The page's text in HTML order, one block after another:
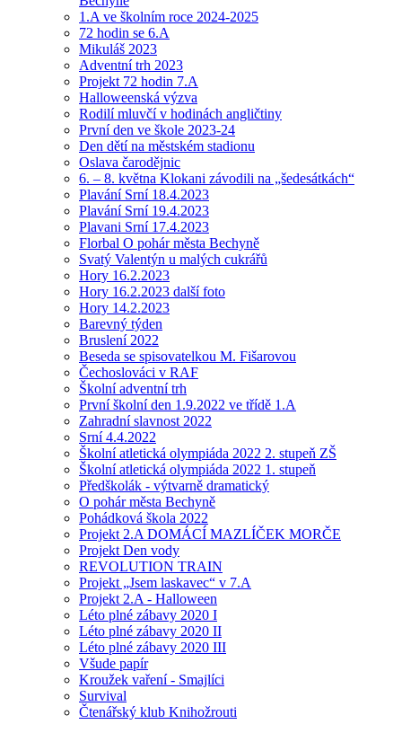
1.A ve školním roce 2024-2025
72 hodin se 6.A
Mikuláš 2023
Adventní trh 2023
Projekt 72 hodin 7.A
Halloweenská výzva
Rodilí mluvčí v hodinách angličtiny
První den ve škole 2023-24
Den dětí na městském stadionu
Oslava čarodějnic
6. – 8. května Klokani závodili na „šedesátkách“
Plavání Srní 18.4.2023
Plavání Srní 19.4.2023
Plavani Srní 17.4.2023
Florbal O pohár města Bechyně
Svatý Valentýn u malých cukrářů
Hory 16.2.2023
Hory 16.2.2023 další foto
Hory 14.2.2023
Barevný týden
Bruslení 2022
Beseda se spisovatelkou M. Fišarovou
Čechoslováci v RAF
Školní adventní trh
První školní den 1.9.2022 ve třídě 1.A
Zahradní slavnost 2022
Srní 4.4.2022
Školní atletická olympiáda 2022 2. stupeň ZŠ
Školní atletická olympiáda 2022 1. stupeň
Předškolák - výtvarně dramatický
O pohár města Bechyně
Pohádková škola 2022
Projekt 2.A DOMÁCÍ MAZLÍČEK MORČE
Projekt Den vody
REVOLUTION TRAIN
Projekt „Jsem laskavec“ v 7.A
Projekt 2.A - Halloween
Léto plné zábavy 2020 I
Léto plné zábavy 2020 II
Léto plné zábavy 2020 III
Všude papír
Kroužek vaření - Smajlíci
Survival
Čtenářský klub Knihožrouti